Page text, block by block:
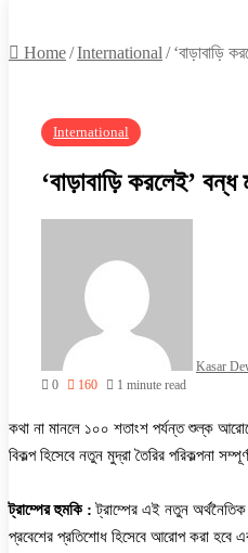
Home/International / ‘বাড়াবাড়ি
International
‘বাড়াবাড়ি করলেই’
Kasar
0
160 1 minute read
কথা না মানলে ১০০ শতাংশ পর্যন্ত শুল্ক
বিকল্প হিসেবে নতুন মুদ্রা তৈরির পরিকল্পনা
ট্রাম্পের হুমকি :ট্রাম্পের এই নতুন
প্রবেশের প্রতিশোধ হিসেবে আরোপ করা হবে